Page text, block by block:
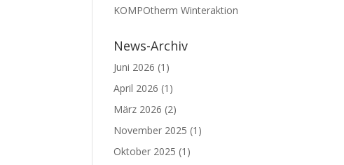
KOMPOtherm Winteraktion
News-Archiv
Juni 2026 (1)
April 2026 (1)
März 2026 (2)
November 2025 (1)
Oktober 2025 (1)